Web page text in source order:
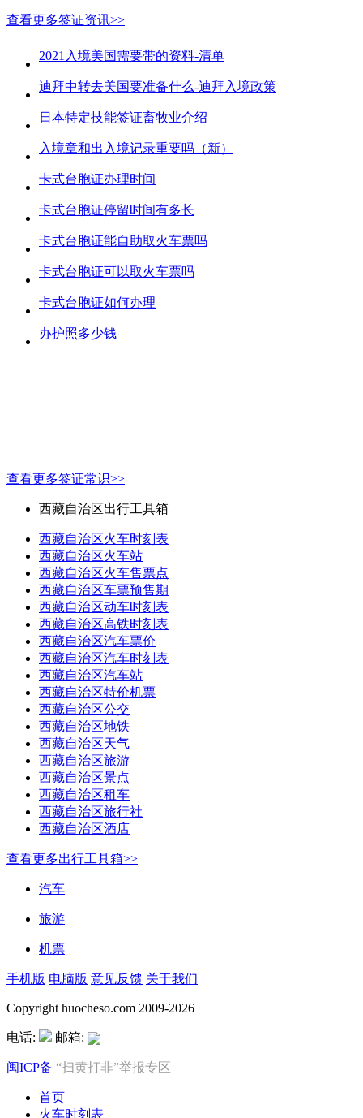
查看更多签证资讯>>
2021入境美国需要带的资料-清单
迪拜中转去美国要准备什么-迪拜入境政策
日本特定技能签证畜牧业介绍
入境章和出入境记录重要吗（新）
卡式台胞证办理时间
卡式台胞证停留时间有多长
卡式台胞证能自助取火车票吗
卡式台胞证可以取火车票吗
卡式台胞证如何办理
办护照多少钱
查看更多签证常识>>
西藏自治区出行工具箱
西藏自治区火车时刻表
西藏自治区火车站
西藏自治区火车售票点
西藏自治区车票预售期
西藏自治区动车时刻表
西藏自治区高铁时刻表
西藏自治区汽车票价
西藏自治区汽车时刻表
西藏自治区汽车站
西藏自治区特价机票
西藏自治区公交
西藏自治区地铁
西藏自治区天气
西藏自治区旅游
西藏自治区景点
西藏自治区租车
西藏自治区旅行社
西藏自治区酒店
查看更多出行工具箱>>
汽车
旅游
机票
手机版 电脑版 意见反馈 关于我们
Copyright huocheso.com 2009-2026
电话: 邮箱:
闽ICP备 “扫黄打非”举报专区
首页
火车时刻表